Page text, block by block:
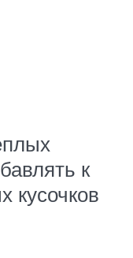
к
кусочков